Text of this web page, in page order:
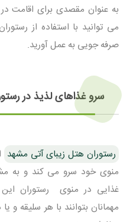
به عنوان مقصدی برای اقامت در
می توانید با استفاده از
صرفه جویی به عمل آورید.
سرو غذاهای لذیذ در
رستوران هتل زیبای آتی مشهد
منوی خود سرو می کند و به
غذایی در منوی رستوران این
مهمانان بتوانند با هر سلیقه و